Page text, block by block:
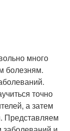
много
болезням.
точно
а затем
Представляем